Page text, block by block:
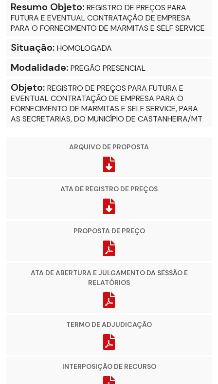
Resumo Objeto: REGISTRO DE PREÇOS PARA
FUTURA E EVENTUAL CONTRATAÇÃO DE EMPRESA
PARA O FORNECIMENTO DE MARMITAS E SELF SERVICE
Situação: HOMOLOGADA
Modalidade: PREGÃO PRESENCIAL
Objeto: REGISTRO DE PREÇOS PARA FUTURA E
EVENTUAL CONTRATAÇÃO DE EMPRESA PARA O
FORNECIMENTO DE MARMITAS E SELF SERVICE, PARA
AS SECRETARIAS, DO MUNICÍPIO DE CASTANHEIRA/MT
ARQUIVO DE PROPOSTA
ATA DE REGISTRO DE PREÇOS
PROPOSTA DE PREÇO
ATA DE ABERTURA E JULGAMENTO DA SESSÃO E
RELATÓRIOS
TERMO DE ADJUDICAÇÃO
INTERPOSIÇÃO DE RECURSO